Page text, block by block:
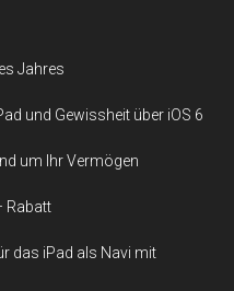
Jahres
und Gewissheit über iOS 6
um Ihr Vermögen
Rabatt
das iPad als Navi mit